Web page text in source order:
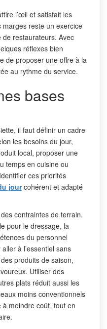
l’œil et satisfait les
reste un exercice
de restaurateurs. Avec
réflexes bien
de proposer une offre à la
au rythme du service.
bases
il faut définir un cadre
les besoins du jour,
local, proposer une
temps en cuisine ou
ces priorités
jourcohérent et adapté
contraintes de terrain.
pour le dressage, la
du personnel
à l’essentiel sans
produits de saison,
Utiliser des
plats réduit aussi les
moins conventionnels
moindre coût, tout en